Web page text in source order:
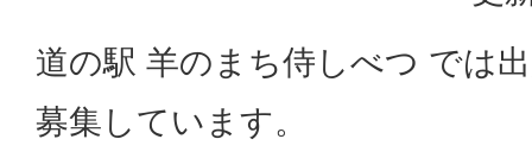
道の駅 羊のまち侍しべつ では
募集しています。